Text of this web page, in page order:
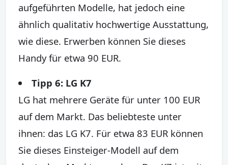
aufgeführten Modelle, hat jedoch eine
ähnlich qualitativ hochwertige Ausstattung,
wie diese. Erwerben können Sie dieses
Handy für etwa 90 EUR.
Tipp 6: LG K7
LG hat mehrere Geräte für unter 100 EUR
auf dem Markt. Das beliebteste unter
ihnen: das LG K7. Für etwa 83 EUR können
Sie dieses Einsteiger-Modell auf dem